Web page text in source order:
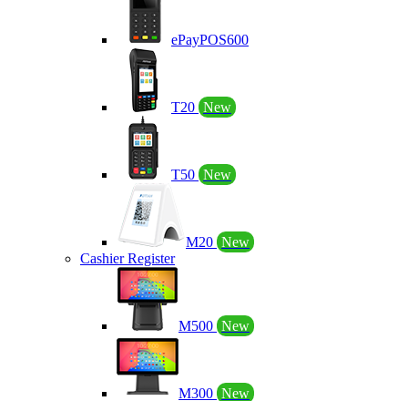
ePayPOS600
T20 New
T50 New
M20 New
Cashier Register
M500 New
M300 New